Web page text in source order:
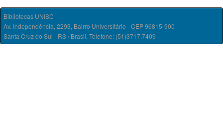
Bibliotecas UNISC
Av. Independência, 2293, Bairro Universitário - CEP 96815-900
Santa Cruz do Sul - RS / Brasil. Telefone: (51)3717.7409